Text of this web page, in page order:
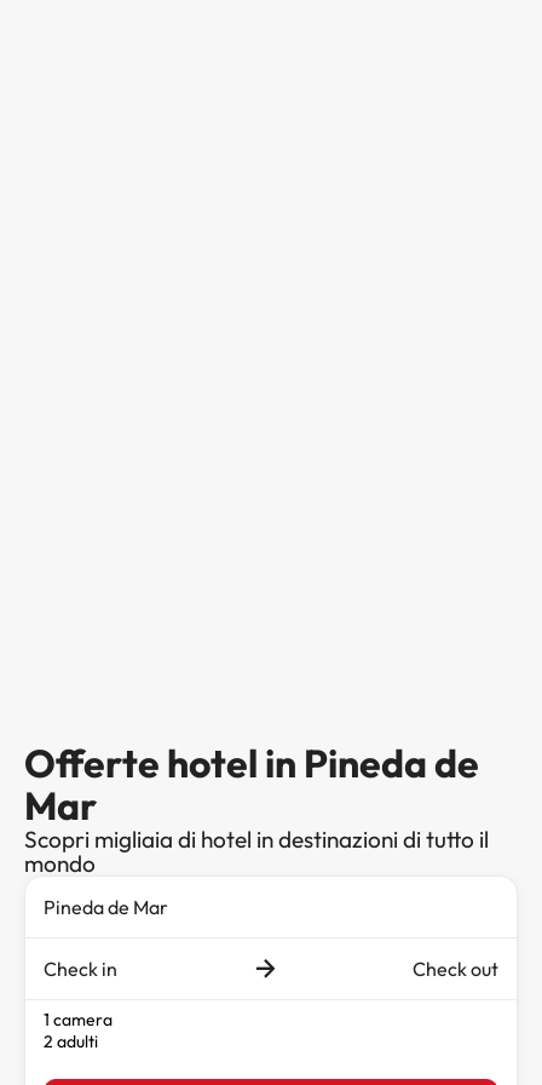
Offerte hotel in Pineda de
Mar
Scopri migliaia di hotel in destinazioni di tutto il
mondo
Check in Check out
1 camera
2 adulti